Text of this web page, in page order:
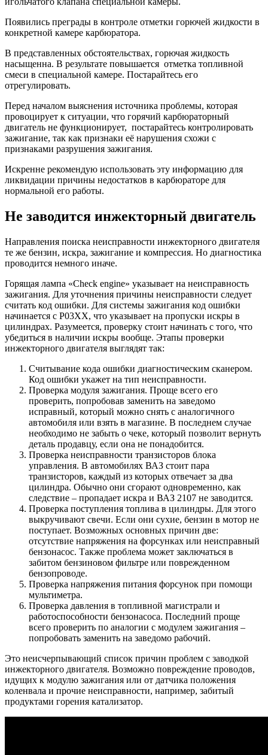
Появились преграды в контроле отметки горючей жидкости в
конкретной камере карбюратора.
В представленных обстоятельствах, горючая жидкость
насыщенна. В результате повышается отметка топливной
смеси в специальной камере. Постарайтесь его
отрегулировать.
Перед началом выяснения источника проблемы, которая
провоцирует к ситуации, что горячий карбюраторный
двигатель не функционирует, постарайтесь контролировать
зажигание, так как признаки её нарушения схожи с
признаками разрушения зажигания.
Искренне рекомендую использовать эту информацию для
ликвидации причины недостатков в карбюраторе для
нормальной его работы.
Не заводится инжекторный двигатель
Направления поиска неисправности инжекторного двигателя
те же бензин, искра, зажигание и компрессия. Но диагностика
проводится немного иначе.
Горящая лампа «Check engine» указывает на неисправность
зажигания. Для уточнения причины неисправности следует
считать код ошибки. Для системы зажигания код ошибки
начинается с P03XX, что указывает на пропуски искры в
цилиндрах. Разумеется, проверку стоит начинать с того, что
убедиться в наличии искры вообще. Этапы проверки
инжекторного двигателя выглядят так:
Считывание кода ошибки диагностическим сканером.
Код ошибки укажет на тип неисправности.
Проверка модуля зажигания. Проще всего его
проверить, попробовав заменить на заведомо
исправный, который можно снять с аналогичного
автомобиля или взять в магазине. В последнем случае
необходимо не забыть о чеке, который позволит вернуть
деталь продавцу, если она не понадобится.
Проверка неисправности транзисторов блока
управления. В автомобилях ВАЗ стоит пара
транзисторов, каждый из которых отвечает за два
цилиндра. Обычно они сгорают одновременно, как
следствие – пропадает искра и ВАЗ 2107 не заводится.
Проверка поступления топлива в цилиндры. Для этого
выкручивают свечи. Если они сухие, бензин в мотор не
поступает. Возможных основных причин две:
отсутствие напряжения на форсунках или неисправный
бензонасос. Также проблема может заключаться в
забитом бензиновом фильтре или поврежденном
бензопроводе.
Проверка напряжения питания форсунок при помощи
мультиметра.
Проверка давления в топливной магистрали и
работоспособности бензонасоса. Последний проще
всего проверить по аналогии с модулем зажигания –
попробовать заменить на заведомо рабочий.
Это неисчерпывающий список причин проблем с заводкой
инжекторного двигателя. Возможно повреждение проводов,
идущих к модулю зажигания или от датчика положения
коленвала и прочие неисправности, например, забитый
продуктами горения катализатор.